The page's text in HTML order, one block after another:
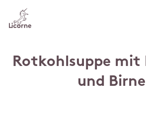
Rotkohlsuppe mit
und Birne